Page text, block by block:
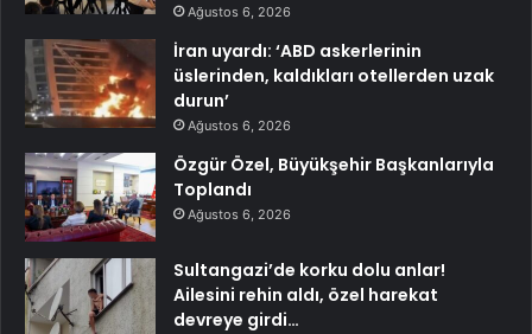
Ağustos 6, 2026
İran uyardı: ‘ABD askerlerinin
üslerinden, kaldıkları otellerden uzak
durun’
Ağustos 6, 2026
Özgür Özel, Büyükşehir Başkanlarıyla
Toplandı
Ağustos 6, 2026
Sultangazi’de korku dolu anlar!
Ailesini rehin aldı, özel harekat
devreye girdi…